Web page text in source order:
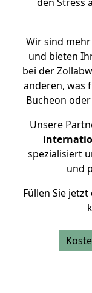
Wir sind
und bieten
bei der
anderen, was
Bucheon
Unsere
spezialisiert
und
Füllen Sie